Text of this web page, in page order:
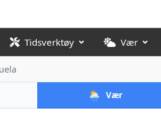
Tidsverktøy Vær
🌦️ Vær